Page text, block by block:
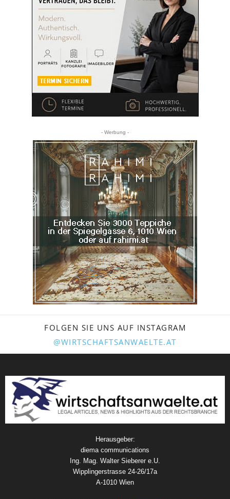
- Werbung -
FOLGEN SIE UNS AUF INSTAGRAM
@WIRTSCHAFTSANWAELTE.AT
Herausgeber:
diema communications
Ing. Mag. Walter Sieberer e.U.
Wipplingerstrasse 24-26/17a
A-1010 Wien